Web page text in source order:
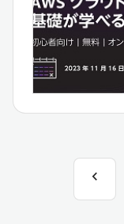
chevron_left